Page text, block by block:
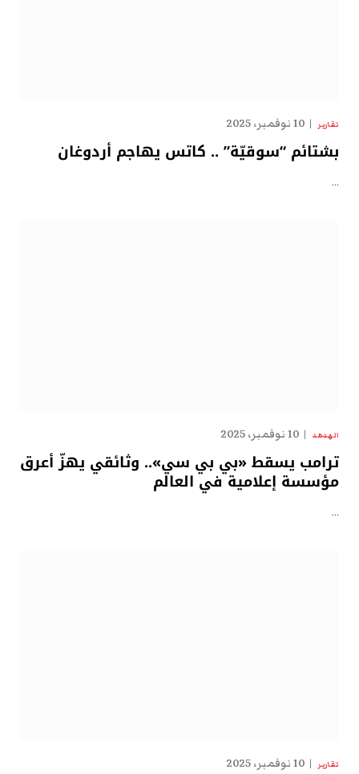
تقارير 10 نوفمبر، 2025
بشتائم “سوقيّة” .. كاتس يهاجم أردوغان
…
الهدهد 10 نوفمبر، 2025
ترامب يسقط «بي بي سي».. وثائقي يهزّ أعرق
مؤسسة إعلامية في العالم
…
تقارير 10 نوفمبر، 2025